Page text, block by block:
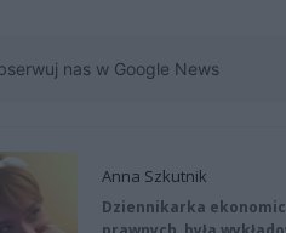
nas w Google News
Anna Szkutnik
Dziennikarka